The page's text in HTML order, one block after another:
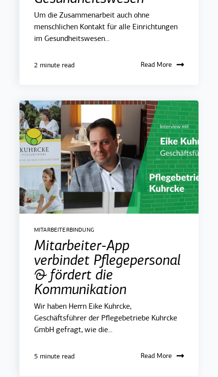
Um die Zusammenarbeit auch ohne
menschlichen Kontakt für alle Einrichtungen
im Gesundheitswesen...
2 minute read Read More
MITARBEITERBINDUNG
Mitarbeiter-App
verbindet Pflegepersonal
& fördert die
Kommunikation
Wir haben Herrn Eike Kuhrcke,
Geschäftsführer der Pflegebetriebe Kuhrcke
GmbH gefragt, wie die...
5 minute read Read More